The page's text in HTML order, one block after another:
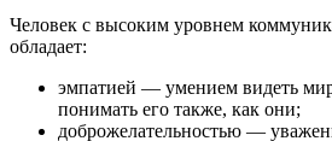
Человек с высоким уровнем
обладает:
эмпатией — умением видеть
понимать его также, как они;
доброжелательностью —